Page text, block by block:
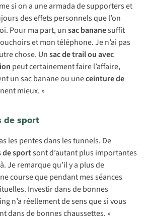
si on a une armada de supporters et
des effets personnels que l’on
Pour ma part, unsac bananesuffit
et mon téléphone. Je n’ai pas
chose. Unsac de trail ou avec
peut certainement faire l’affaire,
un sac banane ou uneceinture de
mieux. »
de sport
les pentes dans les tunnels. De
de sportsont d’autant plus importantes
Je remarque qu’il y a plus de
course que pendant mes séances
Investir dans de bonnes
n’a réellement de sens que si vous
dans de bonnes chaussettes. »